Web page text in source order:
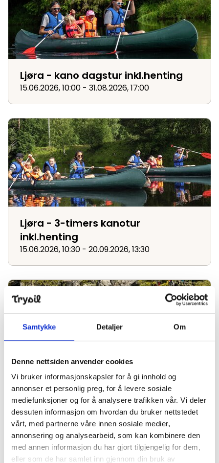
Samtykke Detaljer Om
Denne nettsiden anvender cookies
Vi bruker informasjonskapsler for å gi innhold og
annonser et personlig preg, for å levere sosiale
mediefunksjoner og for å analysere trafikken vår. Vi deler
dessuten informasjon om hvordan du bruker nettstedet
vårt, med partnerne våre innen sosiale medier,
annonsering og analysearbeid, som kan kombinere den
med annen informasjon du har gjort tilgjengelig for dem,
eller som de har samlet inn gjennom din bruk av
Ljøra - kano dagstur inkl.henting
15.06.2026, 10:00 - 31.08.2026, 17:00
Ljøra - 3-timers kanotur
inkl.henting
15.06.2026, 10:30 - 20.09.2026, 13:30
Ljøra - 3-timers kanotur inkl.henting
Canyoning
16.06.2026, 10:00 - 16.08.2026, 15:30
Canyoning
Familierafting